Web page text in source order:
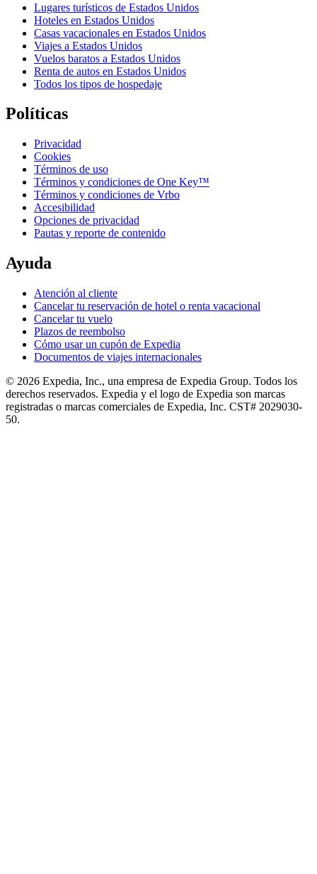
Lugares turísticos de Estados Unidos
Hoteles en Estados Unidos
Casas vacacionales en Estados Unidos
Viajes a Estados Unidos
Vuelos baratos a Estados Unidos
Renta de autos en Estados Unidos
Todos los tipos de hospedaje
Políticas
Privacidad
Cookies
Términos de uso
Términos y condiciones de One Key™
Términos y condiciones de Vrbo
Accesibilidad
Opciones de privacidad
Pautas y reporte de contenido
Ayuda
Atención al cliente
Cancelar tu reservación de hotel o renta vacacional
Cancelar tu vuelo
Plazos de reembolso
Cómo usar un cupón de Expedia
Documentos de viajes internacionales
© 2026 Expedia, Inc., una empresa de Expedia Group. Todos los
derechos reservados. Expedia y el logo de Expedia son marcas
registradas o marcas comerciales de Expedia, Inc. CST# 2029030-
50.